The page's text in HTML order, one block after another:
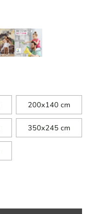
200x140 cm
350x245 cm